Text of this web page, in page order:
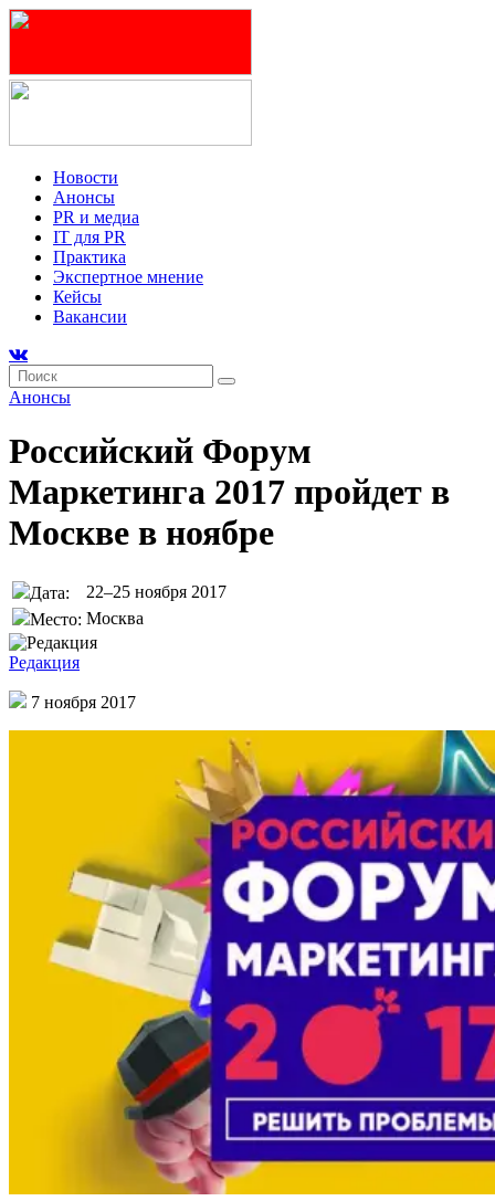
Новости
Анонсы
PR и медиа
IT для PR
Практика
Экспертное мнение
Кейсы
Вакансии
Анонсы
Российский Форум
Маркетинга 2017 пройдет в
Москве в ноябре
Дата:
22–25 ноября 2017
Место: Москва
Редакция
7 ноября 2017